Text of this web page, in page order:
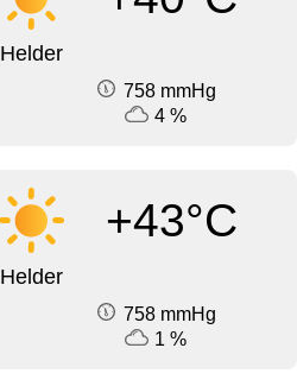
Helder
758 mmHg
4 %
+43°C
Helder
758 mmHg
1 %